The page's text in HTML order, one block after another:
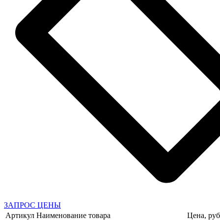
ЗАПРОС ЦЕНЫ
Артикул Наименование товара Цена,